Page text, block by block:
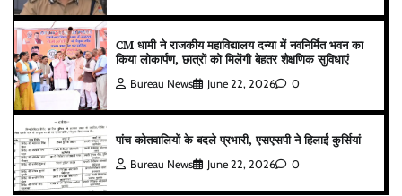
CM धामी ने राजकीय महाविद्यालय दन्या में नवनिर्मित भवन का
किया लोकार्पण, छात्रों को मिलेंगी बेहतर शैक्षणिक सुविधाएं
Bureau News June 22, 2026 0
पांच कोतवालियों के बदले प्रभारी, एसएसपी ने हिलाई कुर्सियां
Bureau News June 22, 2026 0